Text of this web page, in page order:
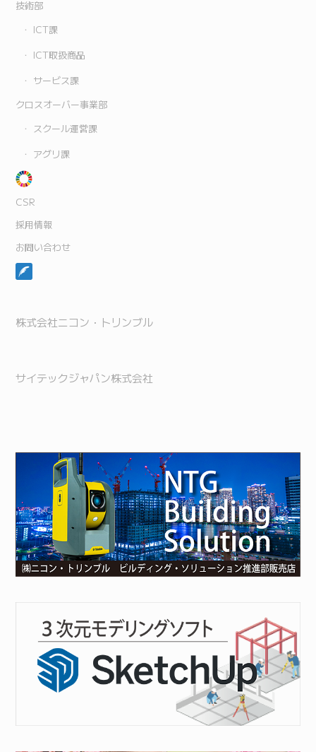
技術部
ICT課
ICT取扱商品
サービス課
クロスオーバー事業部
スクール運営課
アグリ課
CSR
採用情報
お問い合わせ
株式会社ニコン・トリンブル
サイテックジャパン株式会社